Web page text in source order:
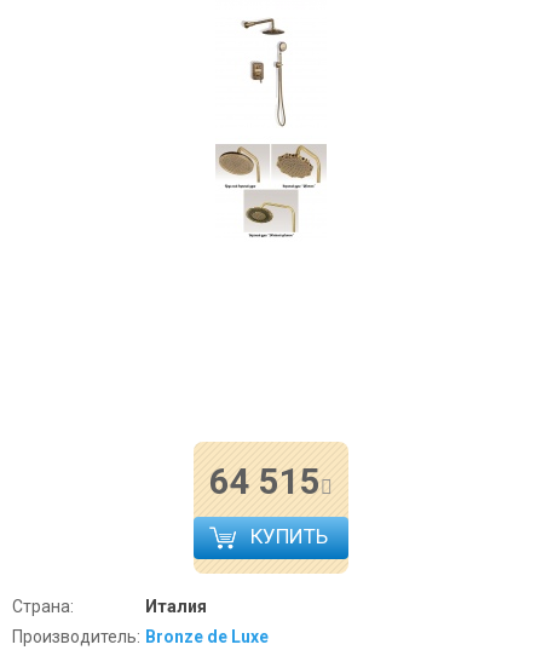
64 515
КУПИТЬ
Страна:
Италия
Производитель: Bronze de Luxe